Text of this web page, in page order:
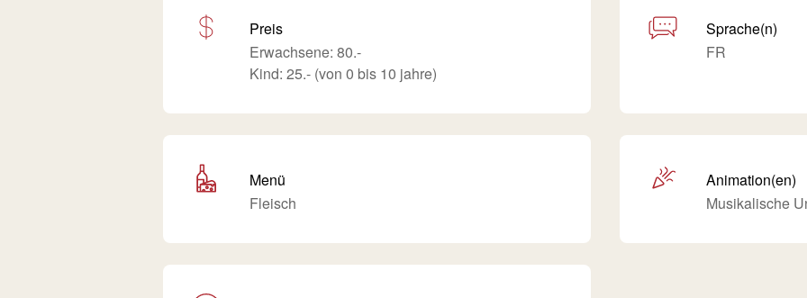
Preis
Erwachsene: 80.-
Kind: 25.- (von 0 bis 10 jahre)
Sprache(n)
FR
Menü
Fleisch
Animation(en)
Musikalische